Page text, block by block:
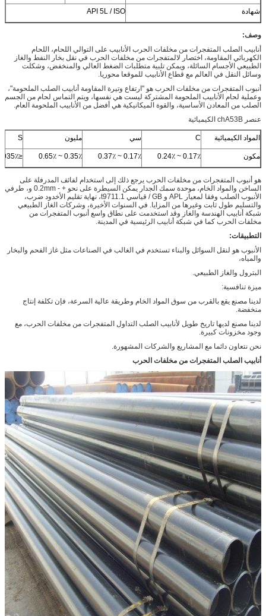
شهادة API 5L / ISO
وصف:
أنابيب الصلب المتفجرات من مخلفات الحرب الأنابيب على التوالي اللحام، اللحام
الكهربائي المقاومة، اختصار لالمتفجرات من مخلفات الحرب في نقل بخار النفط والغاز
الطبيعي الأجسام السائلة، ويمكن تلبية متطلبات الضغط العالي والمنخفض، وشكلت
وسائل النقل في العالم مع قطاع الأنابيب للموقعا محوريا.
أنبوب المتفجرات من مخلفات الحرب هو "ارتفاع وتيرة المقاومة أنابيب الصلب الملحومة"،
وعملية لحام الأنابيب الملحومة المشتركة ليست هي نفسها، ويتم التماس لحام من الجسم
الصلب من المعادن الأساسية، والقوة الميكانيكية هي أفضل من الأنابيب الملحومة العام.
عنصر chA53B الكيميائية
المواد الكيميائية C سي مليون S
مكون 0.17٪ ~ 0.24٪ 0.17٪ ~ 0.37٪ 0.35٪ ~ 0.65٪ ≤0.035٪
هو أنبوب المتفجرات من مخلفات الحرب يرجع ذلك إلى استخدام لفائف المدرفلة على
الساخن والمواد الخام، موحدة سمك الجدار يمكن السيطرة على نحو + - 0.2mm و، طرفي
الأنبوب الصلب وفقا لمعيار APL و GB / قياسي t9711.1، نهاية تقليم الأخدود ضرب،
والتسليم طول ثابت وغيرها من المزايا. في السنوات الأخيرة، وشركات الغاز الطبيعي
شبكة أنابيب الهندسة والغاز وقد استخدمت على نطاق واسع أنبوب المتفجرات من
مخلفات الحرب كما في شبكة أنابيب الرئيسية في المدينة.
التطبيقات:
الأنبوب هو لنقل السوائل والبناء تستخدم في الغالب في الصناعات مثل غاز الفحم والبخار
والمياه،
البترول والغاز الطبيعي.
ميزة تنافسية:
لدينا مصنع يقع بالقرب من سوق المواد الخام وطريقة عالية السرعة، فإن تكلفة إنتاج
منخفضة.
لدينا مصنع لديها تاريخ طويل لأنابيب الصلب التداول المتفجرات من مخلفات الحرب، مع
وجود مخزونات كبيرة.
نحن نتعاون دائما مع المشاريع والشركات المشهورة.
أنابيب الصلب المتفجرات من مخلفات الحرب